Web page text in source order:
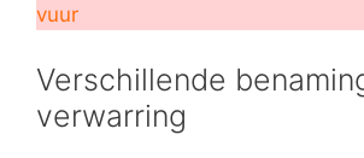
vuur
Verschillende
verwarring